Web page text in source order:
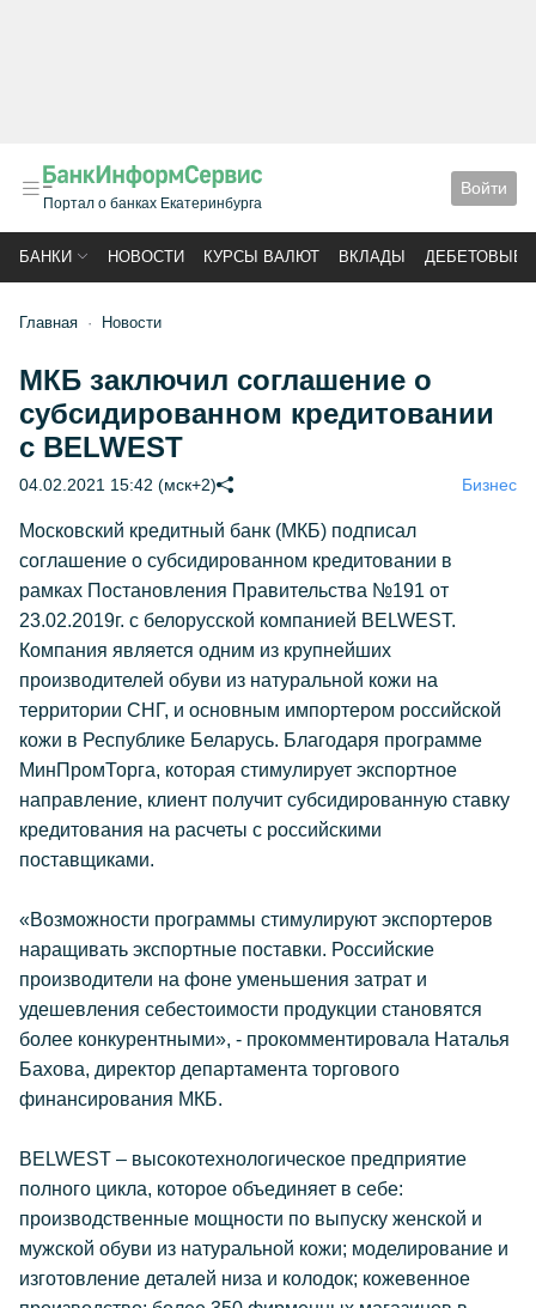
Портал о банках Екатеринбурга
Войти
БАНКИ НОВОСТИ КУРСЫ ВАЛЮТ ВКЛАДЫ ДЕБЕТОВЫЕ
Главная Новости
МКБ заключил соглашение о
субсидированном кредитовании
с BELWEST
04.02.2021 15:42 (мск+2) Бизнес
Московский кредитный банк (МКБ) подписал
соглашение о субсидированном кредитовании в
рамках Постановления Правительства №191 от
23.02.2019г. с белорусской компанией BELWEST.
Компания является одним из крупнейших
производителей обуви из натуральной кожи на
территории СНГ, и основным импортером российской
кожи в Республике Беларусь. Благодаря программе
МинПромТорга, которая стимулирует экспортное
направление, клиент получит субсидированную ставку
кредитования на расчеты с российскими
поставщиками.
«Возможности программы стимулируют экспортеров
наращивать экспортные поставки. Российские
производители на фоне уменьшения затрат и
удешевления себестоимости продукции становятся
более конкурентными», - прокомментировала Наталья
Бахова, директор департамента торгового
финансирования МКБ.
BELWEST – высокотехнологическое предприятие
полного цикла, которое объединяет в себе:
производственные мощности по выпуску женской и
мужской обуви из натуральной кожи; моделирование и
изготовление деталей низа и колодок; кожевенное